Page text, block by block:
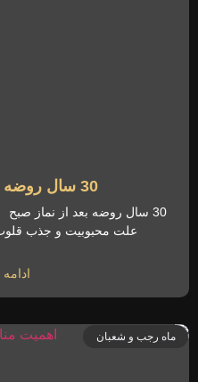
30 سال روضه بعد از نماز صبح
علت محبوبیت و جذب
ماه رجب و شعبان